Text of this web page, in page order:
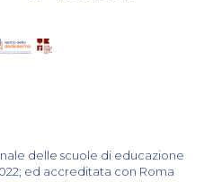
delle scuole di educazione
ed accreditata con Roma